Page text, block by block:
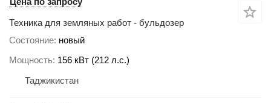
Техника для земляных работ - бульдозер
Состояние новый
Мощность 156 кВт (212 л.с.)
Таджикистан